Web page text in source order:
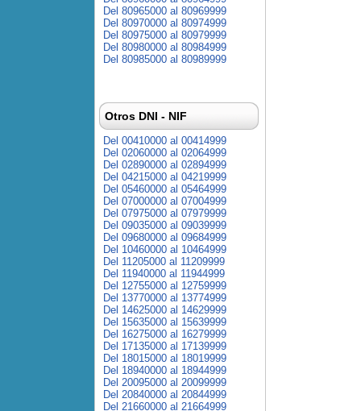
Del 80965000 al 80969999
Del 80970000 al 80974999
Del 80975000 al 80979999
Del 80980000 al 80984999
Del 80985000 al 80989999
Otros DNI - NIF
Del 00410000 al 00414999
Del 02060000 al 02064999
Del 02890000 al 02894999
Del 04215000 al 04219999
Del 05460000 al 05464999
Del 07000000 al 07004999
Del 07975000 al 07979999
Del 09035000 al 09039999
Del 09680000 al 09684999
Del 10460000 al 10464999
Del 11205000 al 11209999
Del 11940000 al 11944999
Del 12755000 al 12759999
Del 13770000 al 13774999
Del 14625000 al 14629999
Del 15635000 al 15639999
Del 16275000 al 16279999
Del 17135000 al 17139999
Del 18015000 al 18019999
Del 18940000 al 18944999
Del 20095000 al 20099999
Del 20840000 al 20844999
Del 21660000 al 21664999